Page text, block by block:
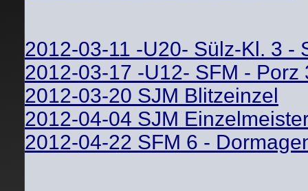
2012-03-11 -U20- Sülz-Kl. 3 -
2012-03-17 -U12- SFM - Porz
2012-03-20 SJM Blitzeinzel
2012-04-04 SJM
2012-04-22 SFM 6 -